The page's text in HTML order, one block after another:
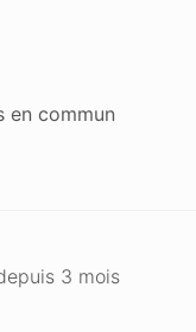
en commun
3 mois